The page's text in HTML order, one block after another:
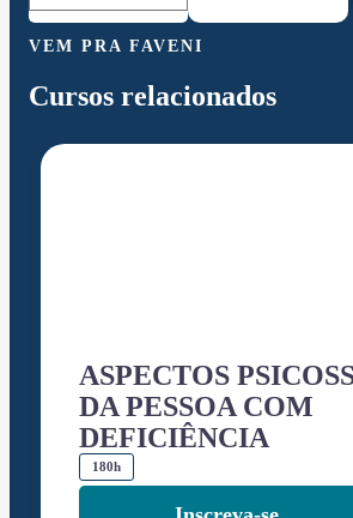
VEM PRA FAVENI
Cursos relacionados
ASPECTOS
DA PESSOA COM
DEFICIÊNCIA
180h